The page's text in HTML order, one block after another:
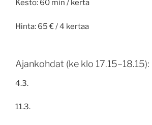
Kesto: 60 min / kerta
Hinta: 65 € / 4 kertaa
Ajankohdat (ke klo 17.15–18.15):
4.3.
11.3.